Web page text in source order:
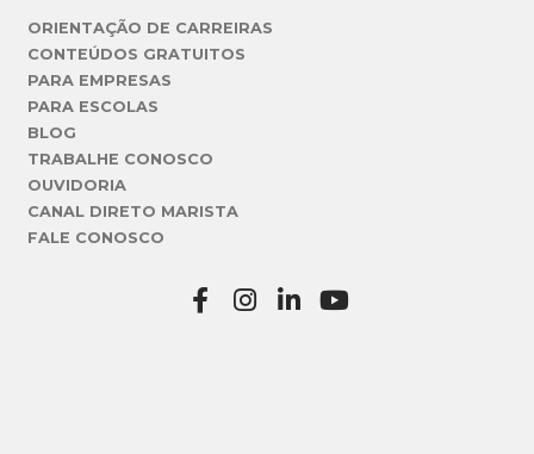
ORIENTAÇÃO DE CARREIRAS
CONTEÚDOS GRATUITOS
PARA EMPRESAS
PARA ESCOLAS
BLOG
TRABALHE CONOSCO
OUVIDORIA
CANAL DIRETO MARISTA
FALE CONOSCO